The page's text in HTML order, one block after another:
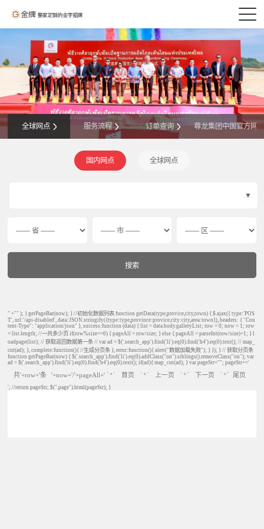
全球网点 服务流程 订单查询 尊龙集团中国官方网
国内网点 全球网点
▼
搜索
" +"" ); } getPageBar(now); } //初始化数据列表 function getData(type,provice,city,town) { $.ajax({ type:'POS
T', url:'/api-disabled', data:JSON.stringify({type:type,province:provice,city:city,area:town}), headers: { "Con
tent-Type": "application/json" }, success:function (data) { list = data.body.galleryList; row = 0; now = 1; row
= list.length; //一共多少页 if(row%size==0) { pageAll = row/size; } else { pageAll = parseInt(row/size)+1; } l
oadpage(list); // 获取返回数据第一条 // var ad = $('.search_app').find('li').eq(0).find('h4').eq(0).text(); // map_
cut(ad); }, complete:function(){ //生成分页条 }, error:function(){ alert("数据加载失败"); } }); } // 获取分页条
function getPageBar(now) { $('.search_app').find('li').eq(0).addClass("on").siblings().removeClass("on"); var
ad = $('.search_app').find('li').eq(0).find('h4').eq(0).text(); if(ad){ map_cut(ad); } var pageStr=""; pageStr+='
共'+row+'条 '+now+'/'+pageAll+' ' + ' 首页 ' + ' 上一页 ' + ' 下一页 ' + ' 尾页
'; //return pageStr; $(".page").html(pageStr); }